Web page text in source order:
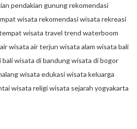
pendakian gunungrekomendasi
wisata rekomendasi wisata rekreasi
wisata travel trend waterboom
wisata air terjun wisata alam wisata bali
baliwisata di bandungwisata di bogor
wisata edukasiwisata keluarga
wisata religiwisata sejarah yogyakarta